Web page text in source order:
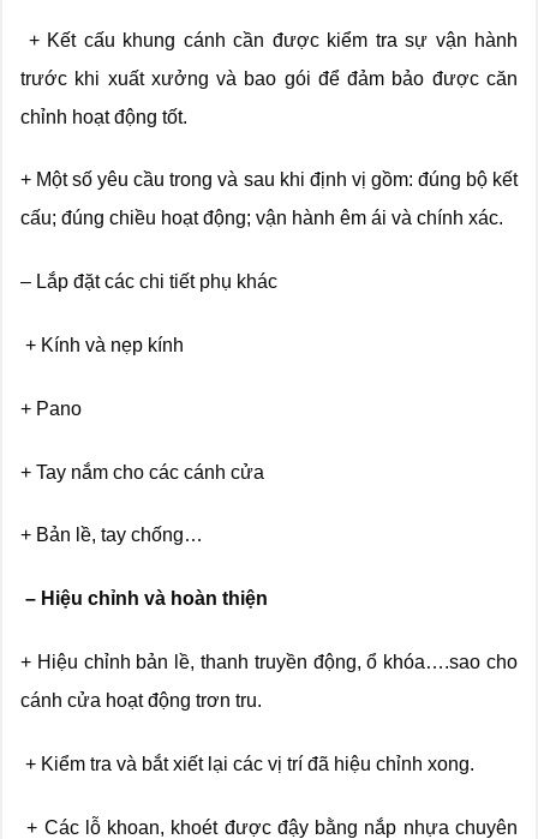
+ Kết cấu khung cánh cần được kiểm tra sự vận hành
trước khi xuất xưởng và bao gói để đảm bảo được căn
chỉnh hoạt động tốt.
+ Một số yêu cầu trong và sau khi định vị gồm: đúng bộ kết
cấu; đúng chiều hoạt động; vận hành êm ái và chính xác.
– Lắp đặt các chi tiết phụ khác
+ Kính và nẹp kính
+ Pano
+ Tay nắm cho các cánh cửa
+ Bản lề, tay chống…
– Hiệu chỉnh và hoàn thiện
+ Hiệu chỉnh bản lề, thanh truyền động, ổ khóa….sao cho
cánh cửa hoạt động trơn tru.
+ Kiểm tra và bắt xiết lại các vị trí đã hiệu chỉnh xong.
+ Các lỗ khoan, khoét được đậy bằng nắp nhựa chuyên